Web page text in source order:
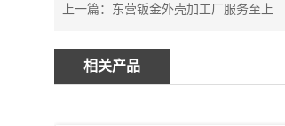
上一篇： 东营钣金外壳加工厂服务至上
相关产品